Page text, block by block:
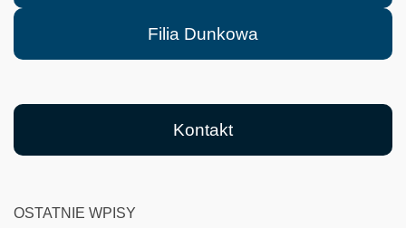
Filia Dunkowa
Kontakt
OSTATNIE WPISY